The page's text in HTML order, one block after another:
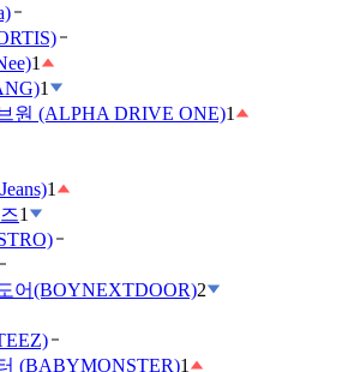
1
1
원 (ALPHA DRIVE ONE)1
1
1
어(BOYNEXTDOOR)2
(BABYMONSTER)1